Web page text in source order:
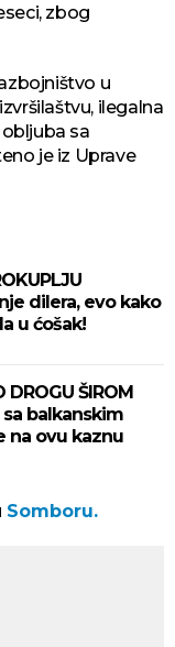
zbog
u
ilegalna
sa
je iz Uprave
dilera, evo kako
u ćošak!
DROGU ŠIROM
sa balkanskim
na ovu kaznu
Somboru.